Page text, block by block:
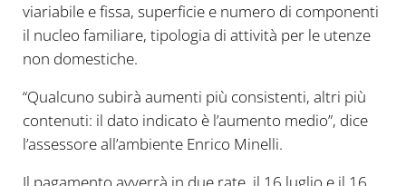
viariabile e fissa, superficie e numero di componenti
il nucleo familiare, tipologia di attività per le utenze
non domestiche.
“Qualcuno subirà aumenti più consistenti, altri più
contenuti: il dato indicato è l’aumento medio”, dice
l’assessore all’ambiente Enrico Minelli.